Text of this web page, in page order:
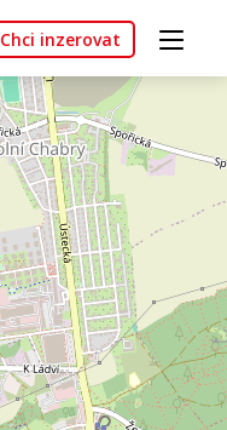
Chci inzerovat